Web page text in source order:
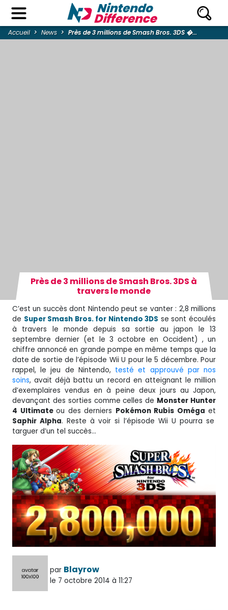
Accueil News Près de 3 millions de Smash Bros. 3DS �...
Près de 3 millions de Smash Bros. 3DS à
travers le monde
C’est un succès dont Nintendo peut se vanter : 2,8 millions
de Super Smash Bros. for Nintendo 3DS se sont écoulés
à travers le monde depuis sa sortie au japon le 13
septembre dernier (et le 3 octobre en Occident) , un
chiffre annoncé en grande pompe en même temps que la
date de sortie de l’épisode Wii U pour le 5 décembre. Pour
rappel, le jeu de Nintendo, testé et approuvé par nos
soins, avait déjà battu un record en atteignant le million
d’exemplaires vendus en à peine deux jours au Japon,
devançant des sorties comme celles de Monster Hunter
4 Ultimate ou des derniers Pokémon Rubis Oméga et
Saphir Alpha. Reste à voir si l’épisode Wii U pourra se
targuer d’un tel succès…
par Blayrow
le 7 octobre 2014 à 11:27